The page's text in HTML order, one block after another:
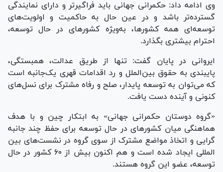
وی ادامه داد: حکمرانی جهانی باید فراگیرتر و دارای نمایندگی
گسترده‌تر باشد و در عین حال به حاکمیت و اولویت‌های
توسعه‌ای همه کشورها، به‌ویژه کشور‌های در حال توسعه،
احترام بیشتری بگذارد.
ایروانی در پایان گفت: تنها از طریق عدالت، همبستگی،
پایبندی به حقوق بین‌الملل و رد اقدامات قهری یک‌جانبه است
که می‌توان به توسعه پایدار، صلح و رفاه مشترک برای نسل‌های
کنونی و آینده دست یافت.
«گروه دوستان حکمرانی جهانی» به ابتکار چین و با هدف
هماهنگی میان کشور‌های در حال توسعه برای حفظ چند جانبه
گرایی و اتخاذ مواضع مشترک از سوی گروه در نشست‌های بین
المللی ایجاد شده است و هم اکنون بیش از ۶۰ کشور در حال
توسعه، عضو این گروه هستند.